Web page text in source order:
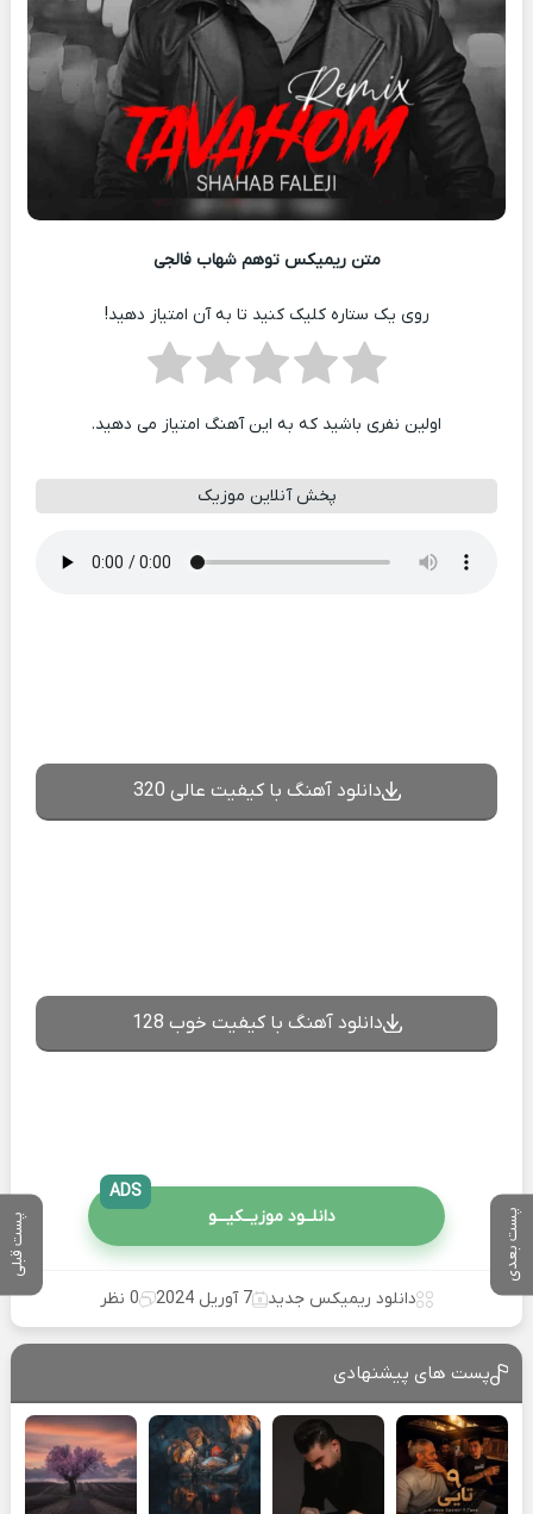
پست بعدی پست قبلی
متن ریمیکس توهم شهاب فالجی
روی یک ستاره کلیک کنید تا به آن امتیاز دهید!
اولین نفری باشید که به این آهنگ امتیاز می دهید.
پخش آنلاین موزیک
دانلود آهنگ با کیفیت عالی 320
دانلود آهنگ با کیفیت خوب 128
دانلــود موزیــکیـــو
ADS
دانلود ریمیکس جدید 7 آوریل 2024 0 نظر
پست های پیشنهادی